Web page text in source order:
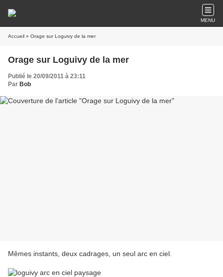
MENU
Accueil » Orage sur Loguivy de la mer
Orage sur Loguivy de la mer
Publié le 20/09/2011 à 23:11
Par Bob
Mêmes instants, deux cadrages, un seul arc en ciel.